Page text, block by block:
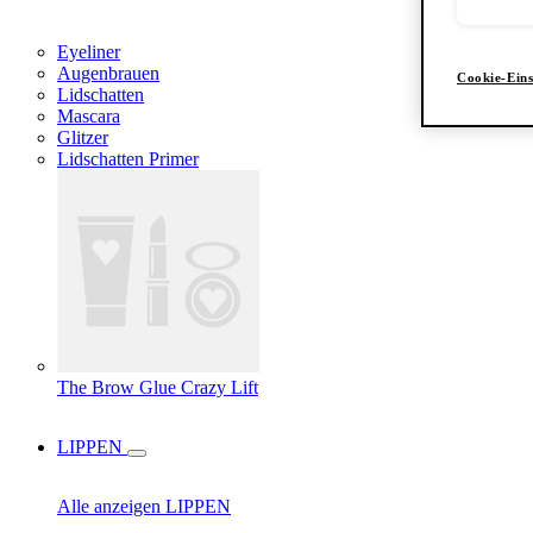
Eyeliner
Augenbrauen
Lidschatten
Mascara
Glitzer
Lidschatten Primer
The Brow Glue Crazy Lift
LIPPEN
Alle anzeigen LIPPEN
Cookie-